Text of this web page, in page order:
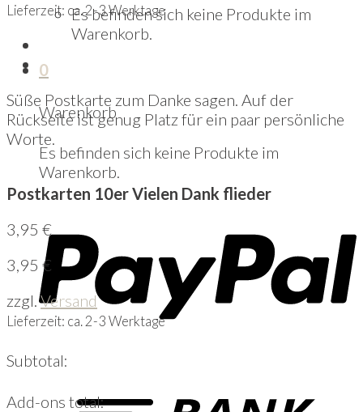
Es befinden sich keine Produkte im
Warenkorb.
0
Warenkorb
Es befinden sich keine Produkte im
Warenkorb.
Lieferzeit: ca. 2-3 Werktage
Süße Postkarte zum Danke sagen. Auf der
Rückseite ist genug Platz für ein paar persönliche
Worte.
Postkarten 10er Vielen Dank flieder
3,95 €
3,95 €
zzgl.Versand
Lieferzeit: ca. 2-3 Werktage
Subtotal:
Add-ons total: